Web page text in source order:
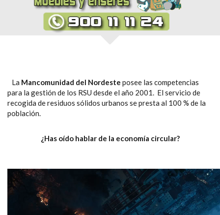
La Mancomunidad del Nordeste posee las competencias
para la gestión de los RSU desde el año 2001. El servicio de
recogida de residuos sólidos urbanos se presta al 100 % de la
población.
¿Has oído hablar de la economía circular?